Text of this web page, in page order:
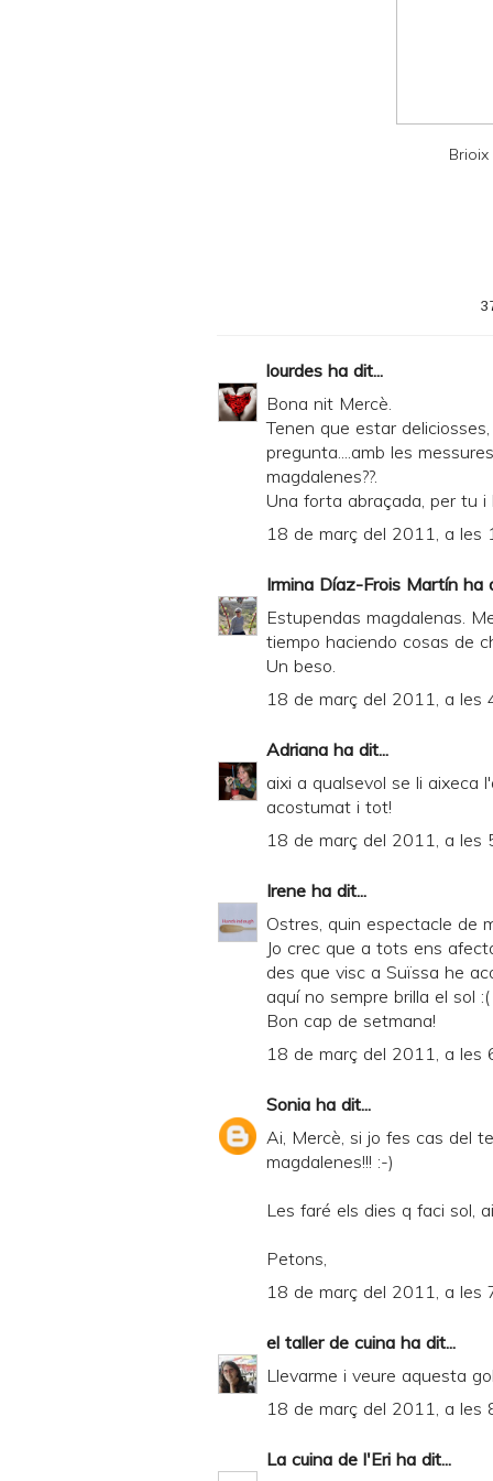
F
lourdes ha dit...
Bona nit Mercè.
Tenen que estar
pregunta....amb les
magdalenes??.
Una forta abraçada, per tu i
18 de març del 2011, a les
Irmina Díaz-Frois Martín ha
Estupendas magdalenas.
tiempo haciendo cosas de
Un beso.
18 de març del 2011, a les
Adriana ha dit...
aixi a qualsevol se li aixeca
acostumat i tot!
18 de març del 2011, a les
Irene ha dit...
Ostres, quin espectacle de
Jo crec que a tots ens
des que visc a Suïssa he
aquí no sempre brilla el sol :(
Bon cap de setmana!
18 de març del 2011, a les
Sonia ha dit...
Ai, Mercè, si jo fes cas del
magdalenes!!! :-)
Les faré els dies q faci sol,
Petons,
18 de març del 2011, a les
el taller de cuina ha dit...
Llevarme i veure aquesta
18 de març del 2011, a les
La cuina de l'Eri ha dit...